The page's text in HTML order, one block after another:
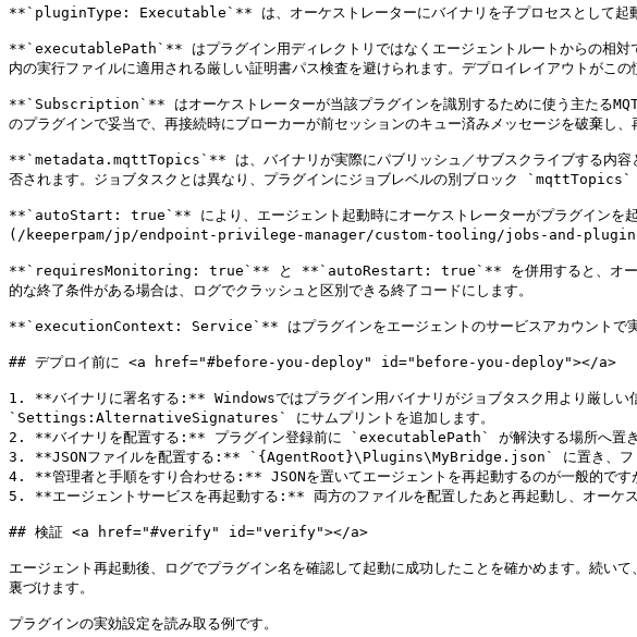
**`pluginType: Executable`** は、オーケストレーターにバイナリを子プロセスとして起動
**`executablePath`** はプラグイン用ディレクトリではなくエージェントルートからの
内の実行ファイルに適用される厳しい証明書パス検査を避けられます。デプロイレイアウトがこの
**`Subscription`** はオーケストレーターが当該プラグインを識別するために使う主たる
のプラグインで妥当で、再接続時にブローカーが前セッションのキュー済みメッセージを破棄し、
**`metadata.mqttTopics`** は、バイナリが実際にパブリッシュ／サブスクライブする内容と
否されます。ジョブタスクとは異なり、プラグインにジョブレベルの別ブロック
**`autoStart: true`** により、エージェント起動時にオーケストレーターがプラグインを起
(/keeperpam/jp/endpoint-privilege-manager/custom-tooling/jobs-and-
**`requiresMonitoring: true`** と **`autoRestart: true`** を併用すると、オーケストレー
的な終了条件がある場合は、ログでクラッシュと区別できる終了コードにします。
**`executionContext: Service`** はプラグインをエージェントのサービスアカウントで実行
## デプロイ前に <a href="#before-you-deploy" id="before-you-deploy"></a>
1. **バイナリに署名する:** Windowsではプラグイン用バイナリがジョブタスク用より厳
`Settings:AlternativeSignatures` にサムプリントを追加します。
2. **バイナリを配置する:** プラグイン登録前に `executablePath` が解決する場所へ置き
3. **JSONファイルを配置する:** `{AgentRoot}\Plugins\MyBridge.json` に置き、フ
4. **管理者と手順をすり合わせる:** JSONを置いてエージェントを再起動するのが一般的です
5. **エージェントサービスを再起動する:** 両方のファイルを配置したあと再起動し、オーケス
## 検証 <a href="#verify" id="verify"></a>
エージェント再起動後、ログでプラグイン名を確認して起動に成功したことを確かめます。続
裏づけます。
プラグインの実効設定を読み取る例です。